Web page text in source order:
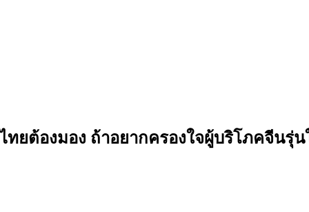
ยต้องมอง ถ้าอยากครองใจผู้บริโภคจีนรุ่น